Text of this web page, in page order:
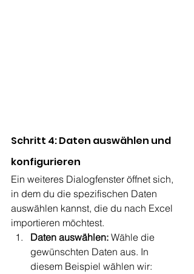
Schritt 4: Daten auswählen und
konfigurieren
Ein weiteres Dialogfenster öffnet sich,
in dem du die spezifischen Daten
auswählen kannst, die du nach Excel
importieren möchtest.
Daten auswählen: Wähle die
gewünschten Daten aus. In
diesem Beispiel wählen wir: